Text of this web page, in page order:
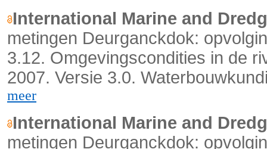
International Marine and
metingen Deurganckdok:
3.12. Omgevingscondities in de
2007. Versie 3.0.
meer
International Marine and
metingen Deurganckdok: